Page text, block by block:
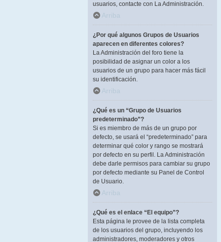
usuarios, contacte con La Administración.
Arriba
¿Por qué algunos Grupos de Usuarios
aparecen en diferentes colores?
La Administración del foro tiene la
posibilidad de asignar un color a los
usuarios de un grupo para hacer más fácil
su identificación.
Arriba
¿Qué es un “Grupo de Usuarios
predeterminado”?
Si es miembro de más de un grupo por
defecto, se usará el “predeterminado” para
determinar qué color y rango se mostrará
por defecto en su perfil. La Administración
debe darle permisos para cambiar su grupo
por defecto mediante su Panel de Control
de Usuario.
Arriba
¿Qué es el enlace “El equipo”?
Esta página le provee de la lista completa
de los usuarios del grupo, incluyendo los
administradores, moderadores y otros